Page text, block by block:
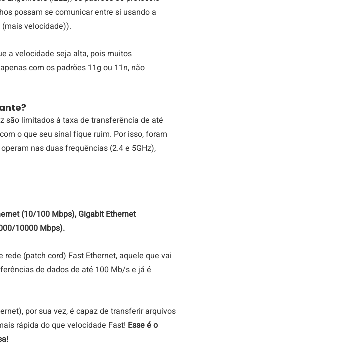
possam se comunicar entre si usando a
velocidade)).
a velocidade seja alta, pois muitos
com os padrões 11g ou 11n, não
são limitados à taxa de transferência de até
o que seu sinal fique ruim. Por isso, foram
nas duas frequências (2.4 e 5GHz),
(10/100 Mbps), Gigabit Ethernet
10000 Mbps).
(patch cord) Fast Ethernet, aquele que vai
de dados de até 100 Mb/s e já é
por sua vez, é capaz de transferir arquivos
rápida do que velocidade Fast! Esse é o